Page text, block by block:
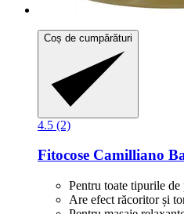
Coș de cumpărături
4.5 (2)
Fitocose Camilliano
Pentru toate tipurile de
Are efect răcoritor și